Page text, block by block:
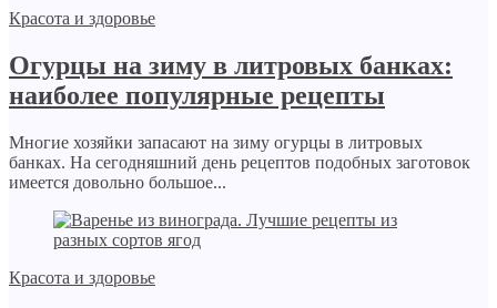
Красота и здоровье
Огурцы на зиму в литровых банках:
наиболее популярные рецепты
Многие хозяйки запасают на зиму огурцы в литровых
банках. На сегодняшний день рецептов подобных заготовок
имеется довольно большое...
Красота и здоровье